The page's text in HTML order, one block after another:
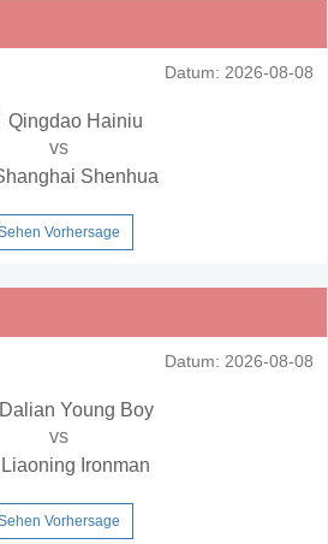
Datum: 2026-08-08
Qingdao Hainiu
vs
Shenhua
Vorhersage
Datum: 2026-08-08
Dalian Young Boy
vs
Liaoning Ironman
Vorhersage